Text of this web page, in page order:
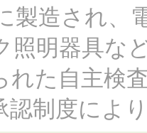
製造され、
照明器具な
た自主検
認制度によ